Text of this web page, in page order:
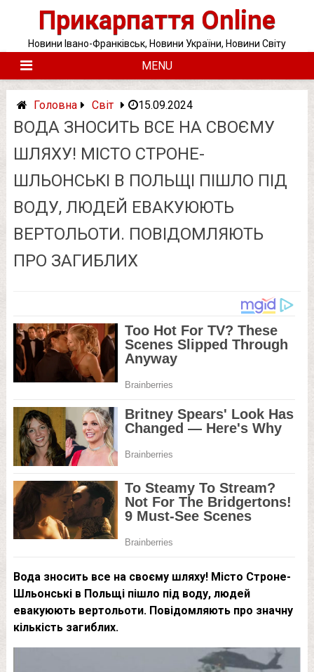
Прикарпаття Online
Новини Івано-Франківськ, Новини України, Новини Світу
MENU
Головна Світ 15.09.2024
ВОДА ЗНОСИТЬ ВСЕ НА СВОЄМУ
ШЛЯХУ! МІСТО СТРОНЕ-
ШЛЬОНСЬКІ В ПОЛЬЩІ ПІШЛО ПІД
ВОДУ, ЛЮДЕЙ ЕВАКУЮЮТЬ
ВЕРТОЛЬОТИ. ПОВІДОМЛЯЮТЬ
ПРО ЗАГИБЛИХ
Вода зносить все на своєму шляху! Місто Строне-
Шльонські в Польщі пішло під воду, людей
евакуюють вертольоти. Повідомляють про значну
кількість загиблих.